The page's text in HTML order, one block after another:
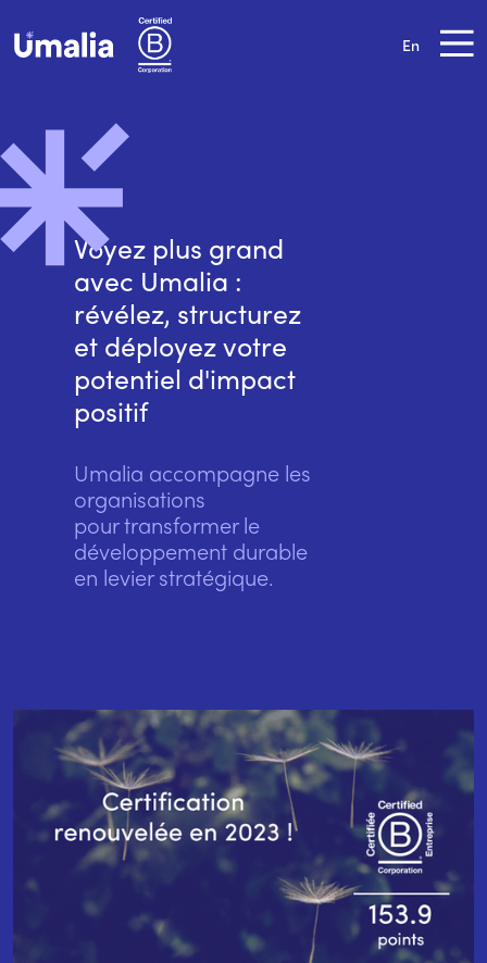
En
Voyez plus grand
avec Umalia :
révélez, structurez
et déployez votre
potentiel d'impact
positif
Umalia accompagne les
organisations
pour transformer le
développement durable
en levier stratégique.